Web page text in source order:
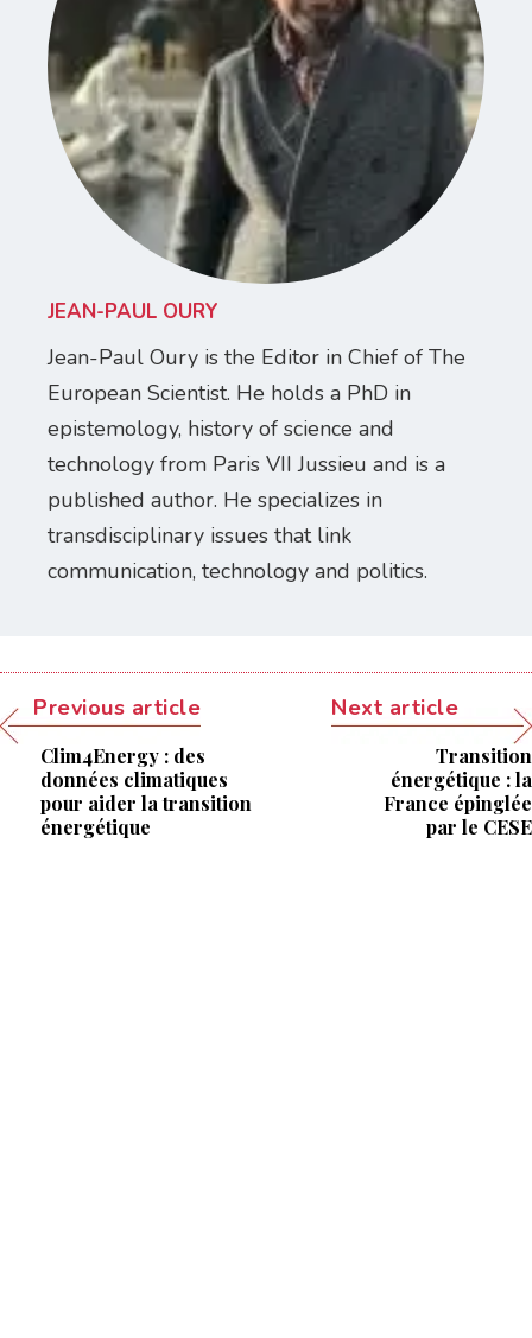
JEAN-PAUL OURY
Jean-Paul Oury is the Editor in Chief of The
European Scientist. He holds a PhD in
epistemology, history of science and
technology from Paris VII Jussieu and is a
published author. He specializes in
transdisciplinary issues that link
communication, technology and politics.
Previous article
Clim4Energy : des
données climatiques
pour aider la transition
énergétique
Next article
Transition
énergétique : la
France épinglée
par le CESE